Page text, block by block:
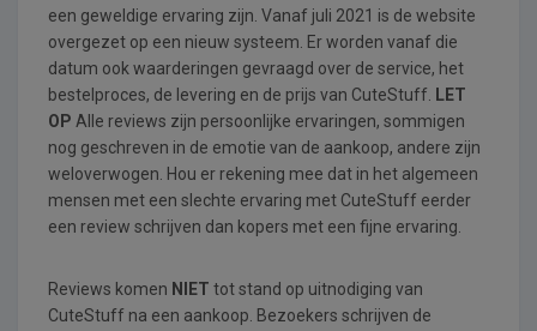
een geweldige ervaring zijn. Vanaf juli 2021 is de website
overgezet op een nieuw systeem. Er worden vanaf die
datum ook waarderingen gevraagd over de service, het
bestelproces, de levering en de prijs van CuteStuff.
LET
OP Alle reviews zijn persoonlijke ervaringen, sommigen
nog geschreven in de emotie van de aankoop, andere zijn
weloverwogen. Hou er rekening mee dat in het algemeen
mensen met een slechte ervaring met CuteStuff eerder
een review schrijven dan kopers met een fijne ervaring.
Reviews komen NIET tot stand op uitnodiging van
CuteStuff na een aankoop. Bezoekers schrijven de